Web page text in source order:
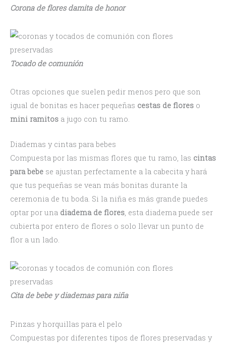
Corona de flores damita de honor
Tocado de comunión
Otras opciones que suelen pedir menos pero que son
igual de bonitas es hacer pequeñas cestas de flores o
mini ramitos a jugo con tu ramo.
Diademas y cintas para bebes
Compuesta por las mismas flores que tu ramo, las cintas
para bebe se ajustan perfectamente a la cabecita y hará
que tus pequeñas se vean más bonitas durante la
ceremonia de tu boda. Si la niña es más grande puedes
optar por una diadema de flores, esta diadema puede ser
cubierta por entero de flores o solo llevar un punto de
flor a un lado.
Cita de bebe y diademas para niña
Pinzas y horquillas para el pelo
Compuestas por diferentes tipos de flores preservadas y